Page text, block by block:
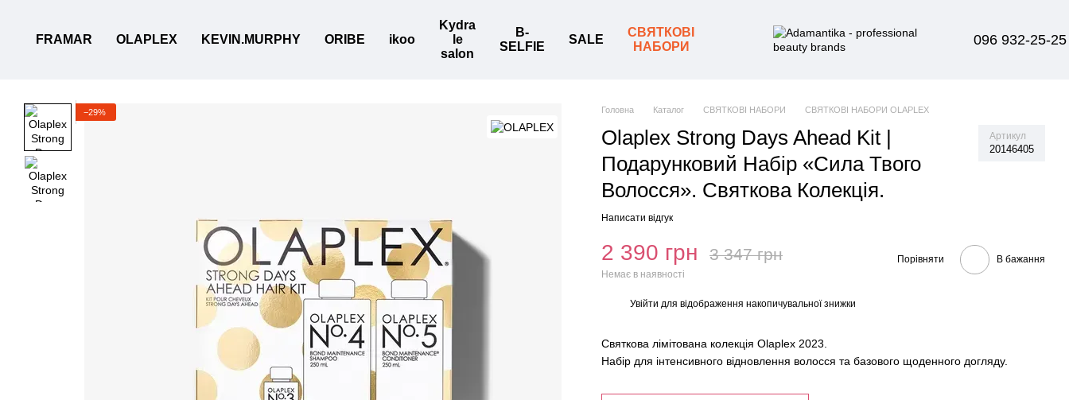
FRAMAR OLAPLEX KEVIN.MURPHY ORIBE ikoo
Kydra
le
salon
B-
SELFIE
SALE
СВЯТКОВІ
НАБОРИ
096 932-25-25
−29% Головна Каталог СВЯТКОВІ НАБОРИ СВЯТКОВІ НАБОРИ OLAPLEX
Olaplex Strong Days Ahead Kit |
Подарунковий Набір «Сила Твого
Волосся». Святкова Колекція.
Артикул
20146405
Написати відгук
2 390 грн 3 347 грн
Немає в наявності
Порівняти В бажання
Увійти для відображення накопичувальної знижки
Святкова лімітована колекція Olaplex 2023.
Набір для інтенсивного відновлення волосся та базового щоденного догляду.